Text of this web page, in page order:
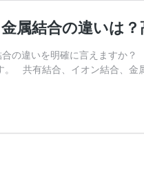
属結合の違いは
の違いを明確に言えますか
。 共有結合、イオン結合、